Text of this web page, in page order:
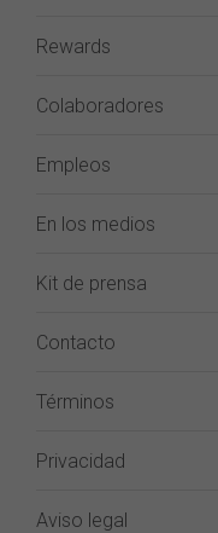
Rewards
Colaboradores
Empleos
En los medios
Kit de prensa
Contacto
Términos
Privacidad
Aviso legal